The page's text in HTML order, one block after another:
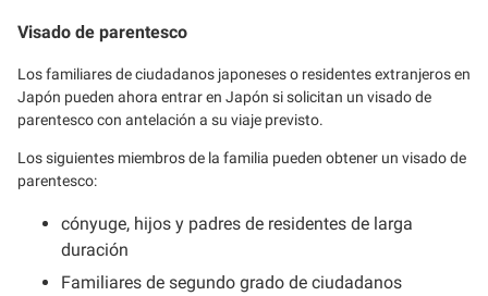
Visado de parentesco
Los familiares de ciudadanos japoneses o residentes extranjeros en
Japón pueden ahora entrar en Japón si solicitan un visado de
parentesco con antelación a su viaje previsto.
Los siguientes miembros de la familia pueden obtener un visado de
parentesco:
cónyuge, hijos y padres de residentes de larga
duración
Familiares de segundo grado de ciudadanos